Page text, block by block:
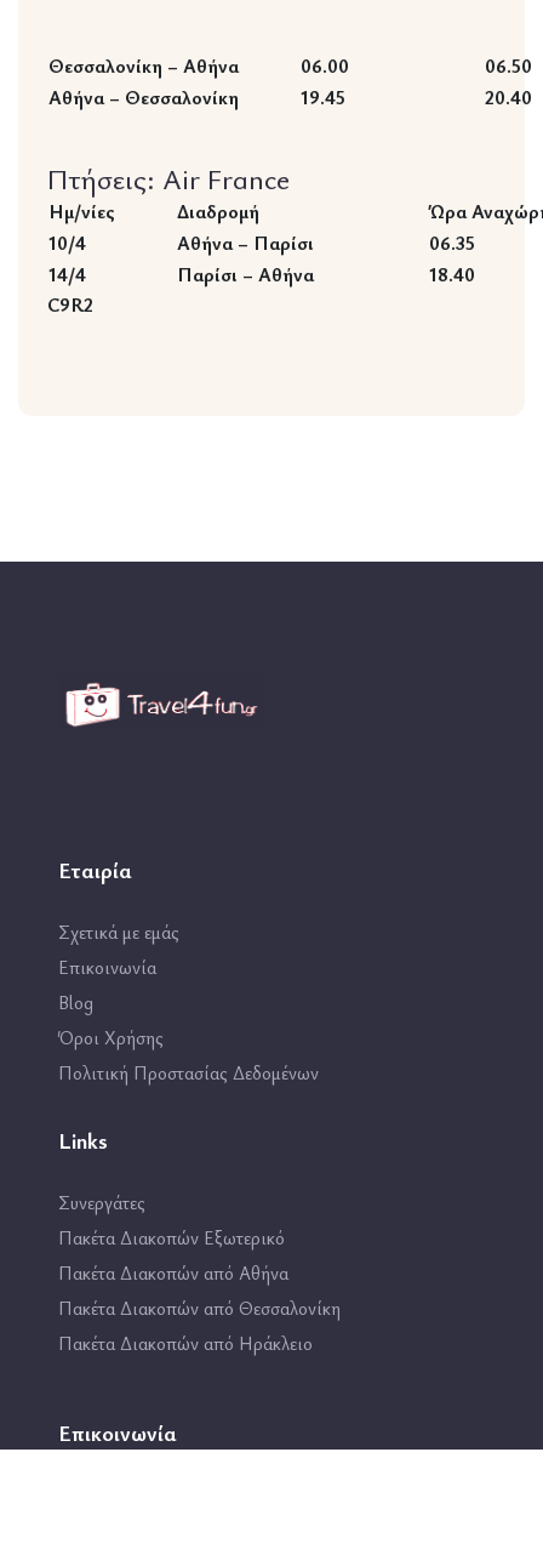
Θεσσαλονίκη – Αθήνα 06.00
06.50
Αθήνα – Θεσσαλονίκη
19.45 20.40
Πτήσεις: Air France
Ημ/νίες Διαδρομή
Ώρα
10/4
Αθήνα – Παρίσι
06.35
14/4
Παρίσι – Αθήνα
18.40
C9R2
Εταιρία
Σχετικά με εμάς
Επικοινωνία
Blog
Όροι Χρήσης
Πολιτική Προστασίας Δεδομένων
Links
Συνεργάτες
Πακέτα Διακοπών Εξωτερικό
Πακέτα Διακοπών από Αθήνα
Πακέτα Διακοπών από Θεσσαλονίκη
Πακέτα Διακοπών από Ηράκλειο
Επικοινωνία